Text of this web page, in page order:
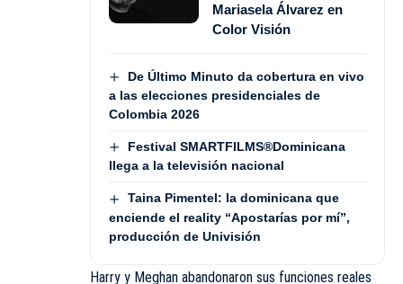
Mariasela Álvarez en
Color Visión
De Último Minuto da cobertura en vivo
a las elecciones presidenciales de
Colombia 2026
Festival SMARTFILMS®️Dominicana
llega a la televisión nacional
Taina Pimentel: la dominicana que
enciende el reality “Apostarías por mí”,
producción de Univisión
Harry y Meghan abandonaron sus funciones reales